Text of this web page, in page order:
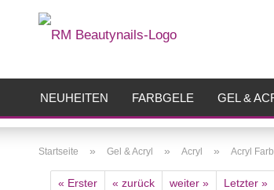
NEUHEITEN FARBGELE GEL &
Startseite » Gel & Acryl » Acryl » Acryl
« Erster « zurück weiter » Letzter »